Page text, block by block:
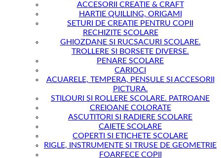
ACCESORII CREATIE & CRAFT
HARTIE QUILLING, ORIGAMI
SETURI DE CREATIE PENTRU COPII
RECHIZITE SCOLARE
GHIOZDANE SI RUCSACURI SCOLARE.
TROLLERE SI BORSETE DIVERSE.
PENARE SCOLARE
CARIOCI
ACUARELE, TEMPERA, PENSULE SI ACCESORII
PICTURA.
STILOURI SI ROLLERE SCOLARE. PATROANE
CREIOANE COLORATE
ASCUTITORI SI RADIERE SCOLARE
CAIETE SCOLARE
COPERTI SI ETICHETE SCOLARE
RIGLE, INSTRUMENTE SI TRUSE DE GEOMETRIE
FOARFECE COPII